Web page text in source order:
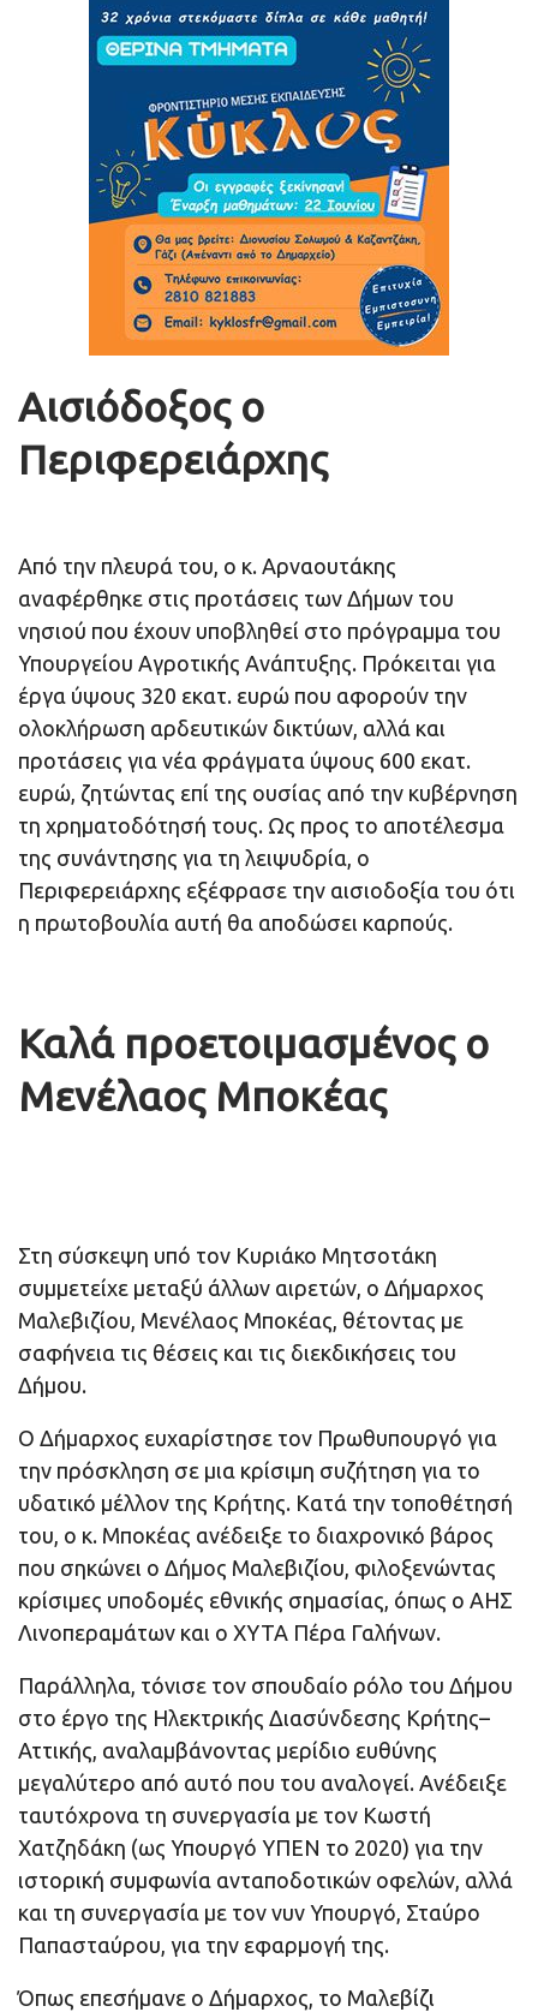
Αισιόδοξος ο
Περιφερειάρχης
Από την πλευρά του, ο κ. Αρναουτάκης
αναφέρθηκε στις προτάσεις των Δήμων του
νησιού που έχουν υποβληθεί στο πρόγραμμα του
Υπουργείου Αγροτικής Ανάπτυξης. Πρόκειται για
έργα ύψους 320 εκατ. ευρώ που αφορούν την
ολοκλήρωση αρδευτικών δικτύων, αλλά και
προτάσεις για νέα φράγματα ύψους 600 εκατ.
ευρώ, ζητώντας επί της ουσίας από την κυβέρνηση
τη χρηματοδότησή τους. Ως προς το αποτέλεσμα
της συνάντησης για τη λειψυδρία, ο
Περιφερειάρχης εξέφρασε την αισιοδοξία του ότι
η πρωτοβουλία αυτή θα αποδώσει καρπούς.
Καλά προετοιμασμένος ο
Μενέλαος Μποκέας
Στη σύσκεψη υπό τον Κυριάκο Μητσοτάκη
συμμετείχε μεταξύ άλλων αιρετών, ο Δήμαρχος
Μαλεβιζίου, Μενέλαος Μποκέας, θέτοντας με
σαφήνεια τις θέσεις και τις διεκδικήσεις του
Δήμου.
Ο Δήμαρχος ευχαρίστησε τον Πρωθυπουργό για
την πρόσκληση σε μια κρίσιμη συζήτηση για το
υδατικό μέλλον της Κρήτης. Κατά την τοποθέτησή
του, ο κ. Μποκέας ανέδειξε το διαχρονικό βάρος
που σηκώνει ο Δήμος Μαλεβιζίου, φιλοξενώντας
κρίσιμες υποδομές εθνικής σημασίας, όπως ο ΑΗΣ
Λινοπεραμάτων και ο ΧΥΤΑ Πέρα Γαλήνων.
Παράλληλα, τόνισε τον σπουδαίο ρόλο του Δήμου
στο έργο της Ηλεκτρικής Διασύνδεσης Κρήτης–
Αττικής, αναλαμβάνοντας μερίδιο ευθύνης
μεγαλύτερο από αυτό που του αναλογεί. Ανέδειξε
ταυτόχρονα τη συνεργασία με τον Κωστή
Χατζηδάκη (ως Υπουργό ΥΠΕΝ το 2020) για την
ιστορική συμφωνία ανταποδοτικών οφελών, αλλά
και τη συνεργασία με τον νυν Υπουργό, Σταύρο
Παπασταύρου, για την εφαρμογή της.
Όπως επεσήμανε ο Δήμαρχος, το Μαλεβίζι